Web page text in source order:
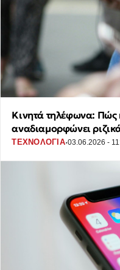
Κινητά τηλέφωνα:
αναδιαμορφώνει
ΤΕΧΝΟΛΟΓΙΑ·03.06.2026 -